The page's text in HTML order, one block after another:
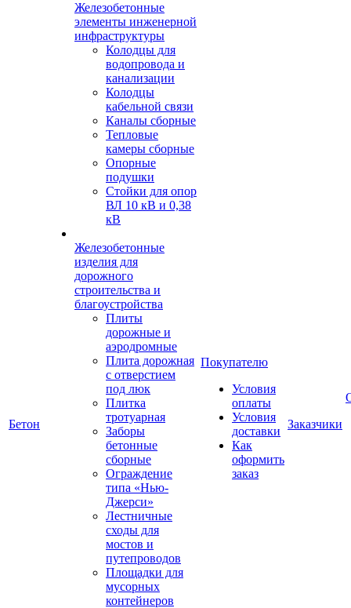
Бетон
Железобетонные
элементы инженерной
инфраструктуры
Колодцы для
водопровода и
канализации
Колодцы
кабельной связи
Каналы сборные
Тепловые
камеры сборные
Опорные
подушки
Стойки для опор
ВЛ 10 кВ и 0,38
кВ
Железобетонные
изделия для
дорожного
строительства и
благоустройства
Плиты
дорожные и
аэродромные
Плита дорожная
с отверстием
под люк
Плитка
тротуарная
Заборы
бетонные
сборные
Ограждение
типа «Нью-
Джерси»
Лестничные
сходы для
мостов и
путепроводов
Площадки для
мусорных
контейнеров
Покупателю
Условия
оплаты
Условия
доставки
Как
оформить
заказ
Заказчики